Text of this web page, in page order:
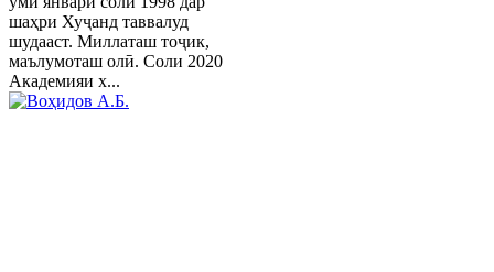
шаҳри Хуҷанд таввалуд
шудааст. Миллаташ тоҷик,
маълумоташ олӣ. Соли 2020
Академияи х...